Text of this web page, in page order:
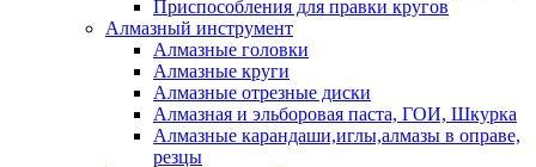
Приспособления для правки кругов
Алмазный инструмент
Алмазные головки
Алмазные круги
Алмазные отрезные диски
Алмазная и эльборовая паста, ГОИ, Шкурка
Алмазные карандаши,иглы,алмазы в оправе,
резцы